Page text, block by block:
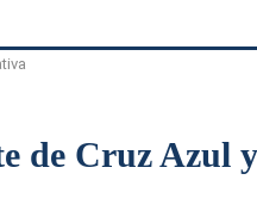
de Cruz Azul